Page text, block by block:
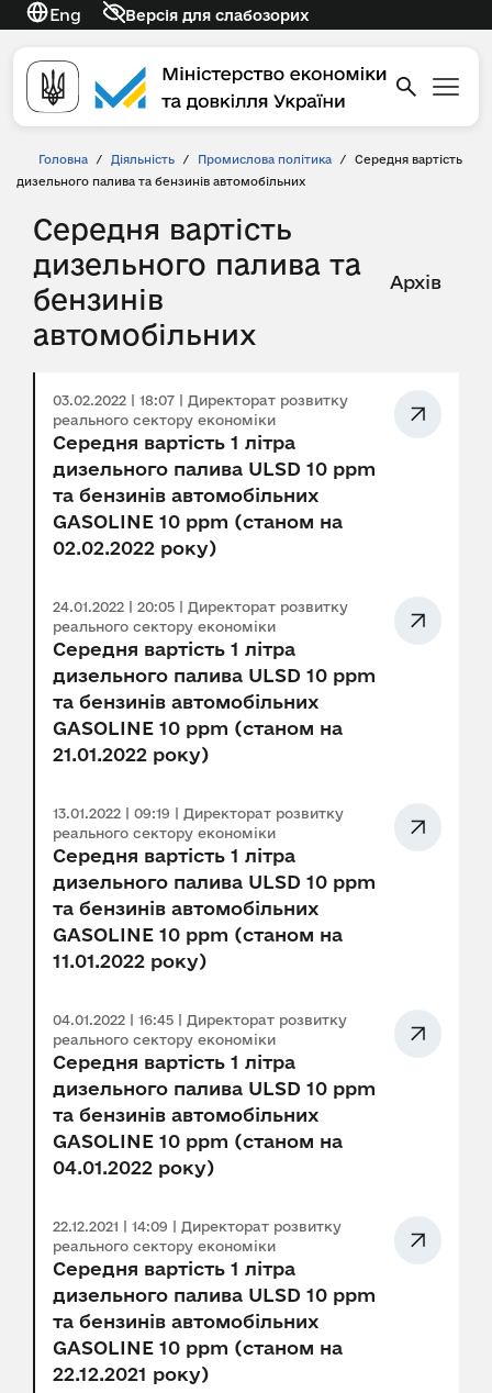
Eng Версія для слабозорих
Головна / Діяльність / Промислова політика /
Середня вартість
дизельного палива та бензинів автомобільних
Середня вартість
дизельного палива та
бензинів
автомобільних
Архів
03.02.2022 | 18:07 | Директорат розвитку
реального сектору економіки
Середня вартість 1 літра
дизельного палива ULSD 10 ppm
та бензинів автомобільних
GASOLINE 10 ppm (станом на
02.02.2022 року)
24.01.2022 | 20:05 | Директорат розвитку
реального сектору економіки
Середня вартість 1 літра
дизельного палива ULSD 10 ppm
та бензинів автомобільних
GASOLINE 10 ppm (станом на
21.01.2022 року)
13.01.2022 | 09:19 | Директорат розвитку
реального сектору економіки
Середня вартість 1 літра
дизельного палива ULSD 10 ppm
та бензинів автомобільних
GASOLINE 10 ppm (станом на
11.01.2022 року)
04.01.2022 | 16:45 | Директорат розвитку
реального сектору економіки
Середня вартість 1 літра
дизельного палива ULSD 10 ppm
та бензинів автомобільних
GASOLINE 10 ppm (станом на
04.01.2022 року)
22.12.2021 | 14:09 | Директорат розвитку
реального сектору економіки
Середня вартість 1 літра
дизельного палива ULSD 10 ppm
та бензинів автомобільних
GASOLINE 10 ppm (станом на
22.12.2021 року)